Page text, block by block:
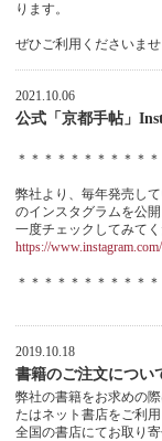
ります。
ぜひご利用くださいませ
2021.10.06
公式「京都手帖」
＊＊＊＊＊＊＊＊＊＊
弊社より、毎年発売し
のインスタグラムを公開
一度チェックしてみてく
https://
＊＊＊＊＊＊＊＊＊＊
2019.10.18
書籍のご注文につい
弊社の書籍をお求めの
たはネット書店をご利用
全国の書店にてお取り寄